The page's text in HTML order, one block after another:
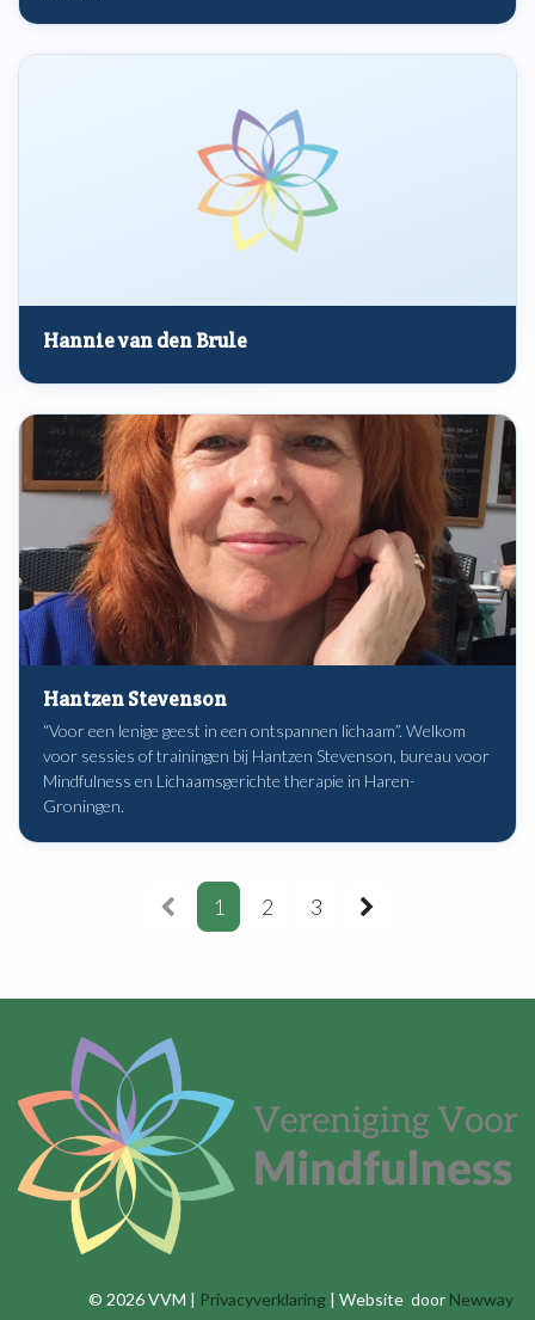
Hannie van den Brule
Hantzen Stevenson
“Voor een lenige geest in een ontspannen lichaam”. Welkom
voor sessies of trainingen bij Hantzen Stevenson, bureau voor
Mindfulness en Lichaamsgerichte therapie in Haren-
Groningen.
1 2 3
© 2026 VVM | Privacyverklaring | Website door Newway